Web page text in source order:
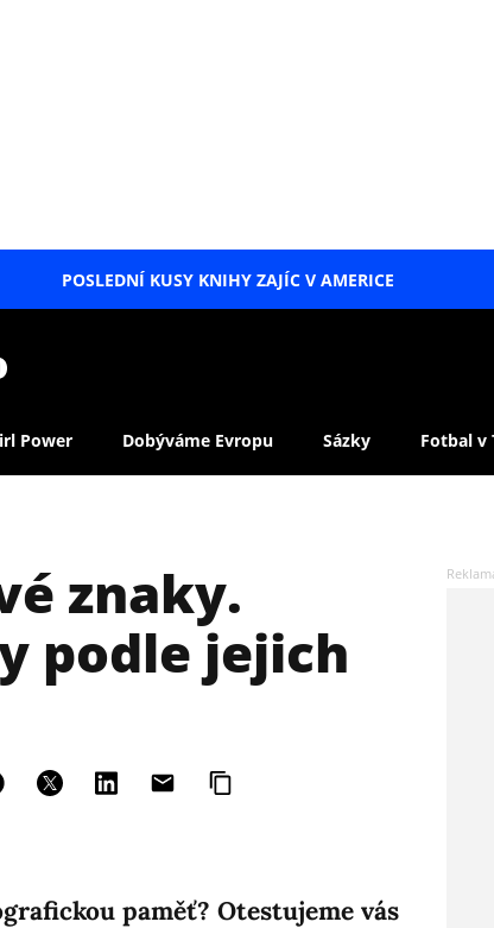
POSLEDNÍ KUSY KNIHY ZAJÍC V AMERICE
Power Dobýváme Evropu Sázky Fotbal v
znaky.
podle jejich
paměť? Otestujeme vás